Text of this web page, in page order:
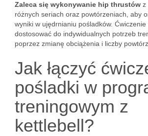
Zaleca się wykonywanie hip thrustów z
różnych seriach oraz powtórzeniach, aby
wyniki w ujędrnianiu pośladków. Ćwiczenie
dostosować do indywidualnych potrzeb
poprzez zmianę obciążenia i liczby
Jak łączyć
pośladki w
treningowym z
kettlebell?